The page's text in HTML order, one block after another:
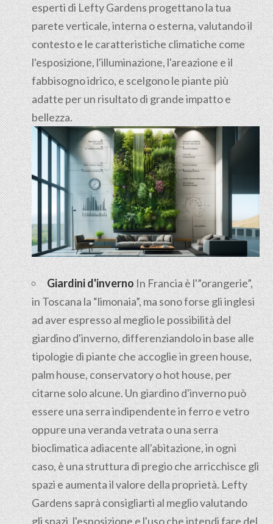
esperti di Lefty Gardens progettano la tua
parete verticale, interna o esterna, valutando il
contesto e le caratteristiche climatiche come
l'esposizione, l'illuminazione, l'areazione e il
fabbisogno idrico, e scelgono le piante più
adatte per un risultato di grande impatto e
bellezza.
Giardini d'invernoIn Francia è l'”orangerie”,
in Toscana la “limonaia”, ma sono forse gli inglesi
ad aver espresso al meglio le possibilità del
giardino d'inverno, differenziandolo in base alle
tipologie di piante che accoglie in green house,
palm house, conservatory o hot house, per
citarne solo alcune. Un giardino d'inverno può
essere una serra indipendente in ferro e vetro
oppure una veranda vetrata o una serra
bioclimatica adiacente all'abitazione, in ogni
caso, è una struttura di pregio che arricchisce gli
spazi e aumenta il valore della proprietà. Lefty
Gardens saprà consigliarti al meglio valutando
gli spazi, l'esposizione e l'uso che intendi fare del